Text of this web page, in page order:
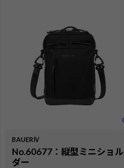
BAUERⅣ
No.60677：縦型ミニショル
ダー